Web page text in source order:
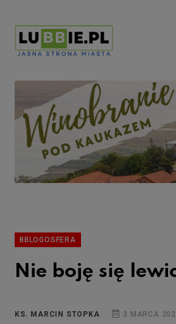
BBLOGOSFERA
Nie boję się
KS. MARCIN STOPKA 3 MARCA